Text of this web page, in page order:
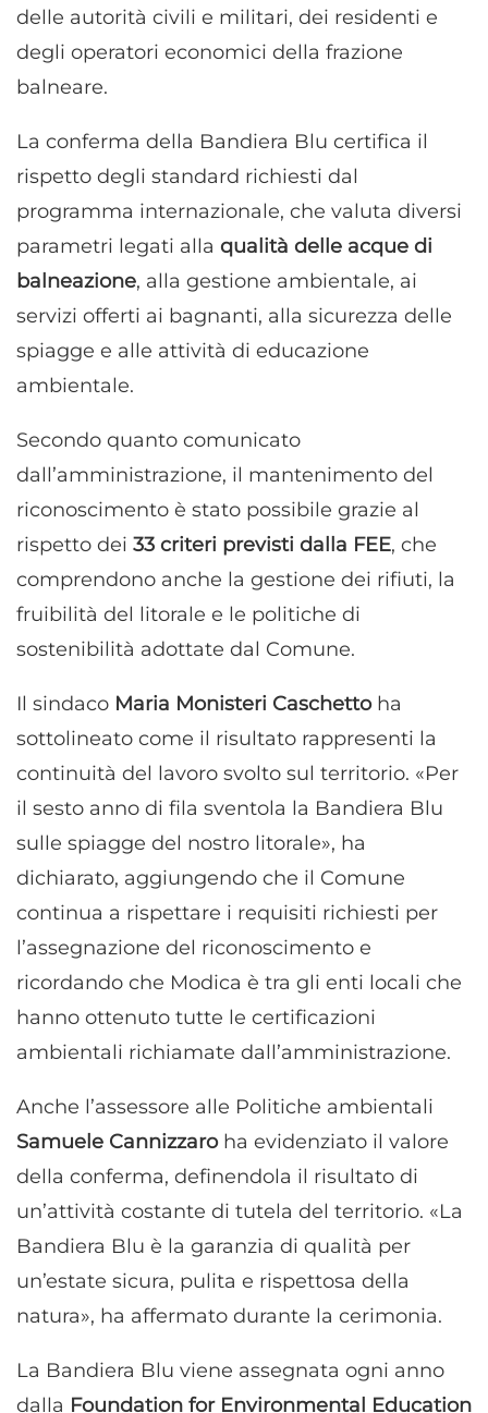
delle autorità civili e militari, dei residenti e
degli operatori economici della frazione
balneare.
La conferma della Bandiera Blu certifica il
rispetto degli standard richiesti dal
programma internazionale, che valuta diversi
parametri legati alla qualità delle acque di
balneazione, alla gestione ambientale, ai
servizi offerti ai bagnanti, alla sicurezza delle
spiagge e alle attività di educazione
ambientale.
Secondo quanto comunicato
dall’amministrazione, il mantenimento del
riconoscimento è stato possibile grazie al
rispetto dei 33 criteri previsti dalla FEE, che
comprendono anche la gestione dei rifiuti, la
fruibilità del litorale e le politiche di
sostenibilità adottate dal Comune.
Il sindaco Maria Monisteri Caschettoha
sottolineato come il risultato rappresenti la
continuità del lavoro svolto sul territorio. «Per
il sesto anno di fila sventola la Bandiera Blu
sulle spiagge del nostro litorale», ha
dichiarato, aggiungendo che il Comune
continua a rispettare i requisiti richiesti per
l’assegnazione del riconoscimento e
ricordando che Modica è tra gli enti locali che
hanno ottenuto tutte le certificazioni
ambientali richiamate dall’amministrazione.
Anche l’assessore alle Politiche ambientali
Samuele Cannizzaroha evidenziato il valore
della conferma, definendola il risultato di
un’attività costante di tutela del territorio. «La
Bandiera Blu è la garanzia di qualità per
un’estate sicura, pulita e rispettosa della
natura», ha affermato durante la cerimonia.
La Bandiera Blu viene assegnata ogni anno
dalla Foundation for Environmental Education